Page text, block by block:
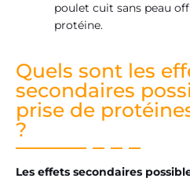
poulet cuit sans peau
protéine.
Quels sont les
secondaires
prise de
?
Les effets secondaires